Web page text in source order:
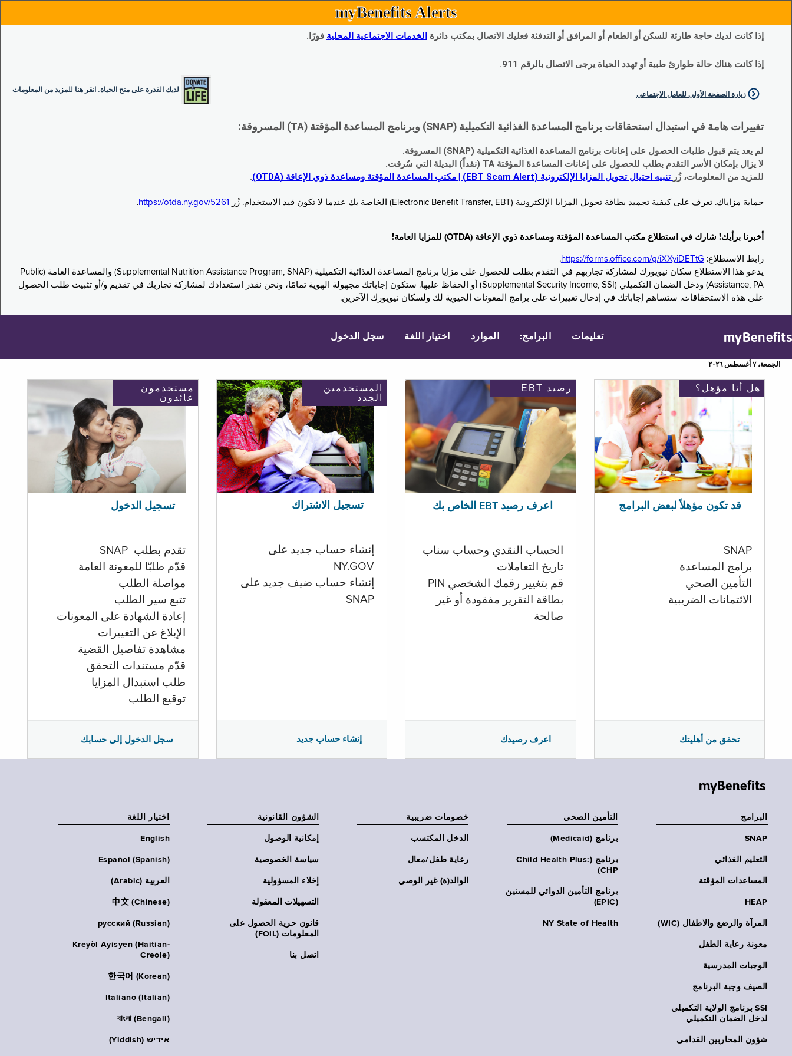
myBenefits Alerts
إذا كانت لديك حاجة طارئة للسكن أو الطعام أو المرافق أو التدفئة فعليك الاتصال بمكتب دائرة الخدمات الاجتماعية المحلية فورًا.
إذا كانت هناك حالة طوارئ طبية أو تهدد الحياة يرجى الاتصال بالرقم 911.
لديك القدرة على منح الحياة. انقر هنا للمزيد من المعلومات
زيارة الصفحة الأولى للعامل الاجتماعي
تغييرات هامة في استبدال استحقاقات برنامج المساعدة الغذائية التكميلية (SNAP) وبرنامج المساعدة المؤقتة (TA) المسروقة:
لم يعد يتم قبول طلبات الحصول على إعانات برنامج المساعدة الغذائية التكميلية (SNAP) المسروقة.
لا يزال بإمكان الأسر التقدم بطلب للحصول على إعانات المساعدة المؤقتة TA (نقداً) البديلة التي سُرقت.
للمزيد من المعلومات، زُر تنبيه احتيال تحويل المزايا الإلكترونية (EBT Scam Alert) | مكتب المساعدة المؤقتة ومساعدة ذوي الإعاقة (OTDA) .
حماية مزاياك. تعرف على كيفية تجميد بطاقة تحويل المزايا الإلكترونية (Electronic Benefit Transfer, EBT) الخاصة بك عندما لا تكون قيد الاستخدام. زُر https://otda.ny.gov/5261
.
أخبرنا برأيك! شارك في استطلاع مكتب المساعدة المؤقتة ومساعدة ذوي الإعاقة (OTDA) للمزايا العامة!
رابط الاستطلاع: https://forms.office.com/g/iXXyiDETtG
.
يدعو هذا الاستطلاع سكان نيويورك لمشاركة تجاربهم في التقدم بطلب للحصول على مزايا برنامج المساعدة الغذائية التكميلية (Supplemental Nutrition Assistance Program, SNAP) والمساعدة العامة (Public
Assistance, PA) ودخل الضمان التكميلي (Supplemental Security Income, SSI) أو الحفاظ عليها. ستكون إجاباتك مجهولة الهوية تمامًا، ونحن نقدر استعدادك لمشاركة تجاربك في تقديم و/أو تثبيت طلب الحصول
على هذه الاستحقاقات. ستساهم إجاباتك في إدخال تغييرات على برامج المعونات الحيوية لك ولسكان نيويورك الآخرين.
myBenefits تعليمات البرامج: الموارد اختيار اللغة سجل الدخول
الجمعة، ٧ أغسطس ٢٠٢٦
مستخدمون
عائدون
تسجيل الدخول
تقدم بطلب SNAP
قدّم طلبّا للمعونة العامة
مواصلة الطلب
تتبع سير الطلب
إعادة الشهادة على المعونات
الإبلاغ عن التغييرات
مشاهدة تفاصيل القضية
قدّم مستندات التحقق
طلب استبدال المزايا
توقيع الطلب
سجل الدخول إلى حسابك
المستخدمين
الجدد
تسجيل الاشتراك
إنشاء حساب جديد على
NY.GOV
إنشاء حساب ضيف جديد على
SNAP
إنشاء حساب جديد
رصيد EBT
اعرف رصيد EBT الخاص بك
الحساب النقدي وحساب سناب
تاريخ التعاملات
قم بتغيير رقمك الشخصي PIN
بطاقة التقرير مفقودة أو غير
صالحة
اعرف رصيدك
هل أنا مؤهل؟
قد تكون مؤهلاً لبعض البرامج
SNAP
برامج المساعدة
التأمين الصحي
الائتمانات الضريبية
تحقق من أهليتك
myBenefits
البرامج
SNAP
التعليم الغذائي
المساعدات المؤقتة
HEAP
المرآة والرضع والاطفال (WIC)
معونة رعاية الطفل
الوجبات المدرسية
الصيف وجبة البرنامج
SSI برنامج الولاية التكميلي
لدخل الضمان التكميلي
شؤون المحاربين القدامى
التأمين الصحي
برنامج (Medicaid)
برنامج (Child Health Plus:
CHP)
برنامج التأمين الدوائي للمسنين
(EPIC)
NY State of Health
خصومات ضريبية
الدخل المكتسب
رعاية طفل/معال
الوالد(ة) غير الوصي
الشؤون القانونية
إمكانية الوصول
سياسة الخصوصية
إخلاء المسؤولية
التسهيلات المعقولة
قانون حرية الحصول على
المعلومات (FOIL)
اتصل بنا
اختيار اللغة
English
Español (Spanish)
العربية (Arabic)
中文 (Chinese)
русский (Russian)
Kreyòl Ayisyen (Haitian-
Creole)
한국어 (Korean)
Italiano (Italian)
বাংলা (Bengali)
אידיש (Yiddish)